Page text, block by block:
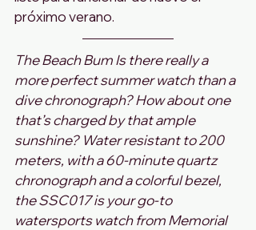
próximo verano.
The Beach Bum Is there really a
more perfect summer watch than a
dive chronograph? How about one
that’s charged by that ample
sunshine? Water resistant to 200
meters, with a 60-minute quartz
chronograph and a colorful bezel,
the SSC017 is your go-to
watersports watch from Memorial